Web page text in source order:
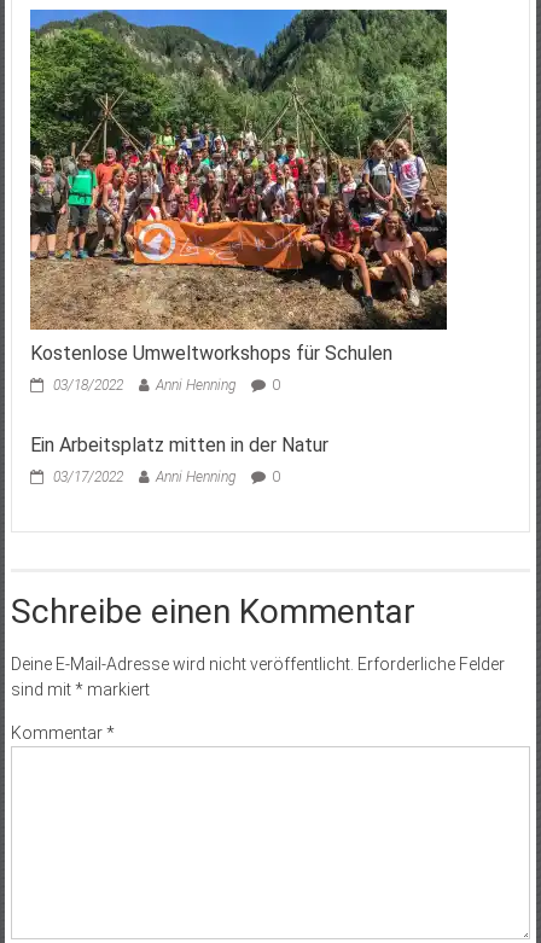
Kostenlose Umweltworkshops für Schulen
03/18/2022 Anni Henning 0
Ein Arbeitsplatz mitten in der Natur
03/17/2022 Anni Henning 0
Schreibe einen Kommentar
Deine E-Mail-Adresse wird nicht veröffentlicht. Erforderliche Felder
sind mit*markiert
Kommentar*